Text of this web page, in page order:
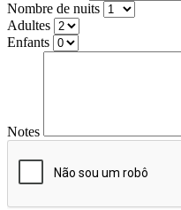
Nombre de nuits
Adultes
Enfants
Notes